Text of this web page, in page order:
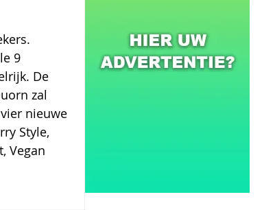
9
De
zal
nieuwe
Style,
Vegan